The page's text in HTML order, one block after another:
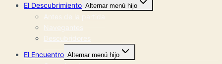
El Descubrimiento Alternar menú hijo
Antes de la partida
Navegantes
Descubridores
El Encuentro Alternar menú hijo